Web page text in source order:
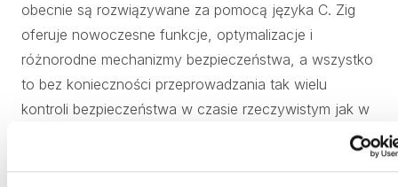
obecnie są rozwiązywane za pomocą języka C. Zig
oferuje nowoczesne funkcje, optymalizacje i
różnorodne mechanizmy bezpieczeństwa, a wszystko
to bez konieczności przeprowadzania tak wielu
kontroli bezpieczeństwa w czasie rzeczywistym jak w